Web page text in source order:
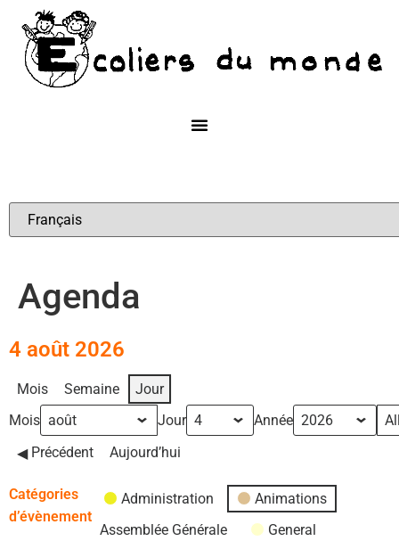
Agenda
4 août 2026
Mois Semaine
Jour
Mois
Jour
Année
Précédent
Aujourd’hui
Catégories
d’évènement
Administration
Animations
Assemblée Générale
General